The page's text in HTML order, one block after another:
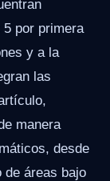
por primera
y a la
las
manera
desde
de áreas bajo